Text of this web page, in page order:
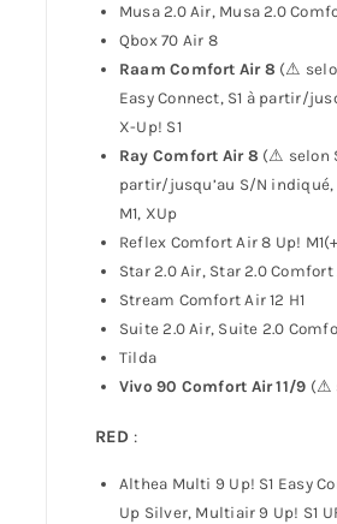
Musa 2.0 Air, Musa 2.0
Qbox 70 Air 8
Raam Comfort Air 8 (⚠
Easy Connect, S1 à partir/
X-Up! S1
Ray Comfort Air 8 (⚠ selon
partir/jusqu’au S/N indiqué,
M1, XUp
Reflex Comfort Air 8 Up!
Star 2.0 Air, Star 2.0 Comfort
Stream Comfort Air 12 H1
Suite 2.0 Air, Suite 2.0
Tilda
Vivo 90 Comfort Air 11/9 (⚠
RED :
Althea Multi 9 Up! S1 Easy
Up Silver, Multiair 9 Up! S1